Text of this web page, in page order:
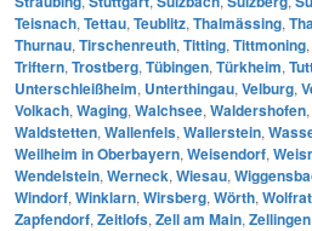
Teisnach, Tettau, Teublitz, Thalmässing,
Thurnau, Tirschenreuth, Titting, Tittmoning,
Triftern, Trostberg, Tübingen, Türkheim,
Unterschleißheim, Unterthingau, Velburg,
Volkach, Waging, Walchsee, Waldershofen,
Waldstetten, Wallenfels, Wallerstein,
Weilheim in Oberbayern, Weisendorf,
Wendelstein, Werneck, Wiesau,
Windorf, Winklarn, Wirsberg, Wörth,
Zapfendorf, Zeitlofs, Zell am Main, Zellingen